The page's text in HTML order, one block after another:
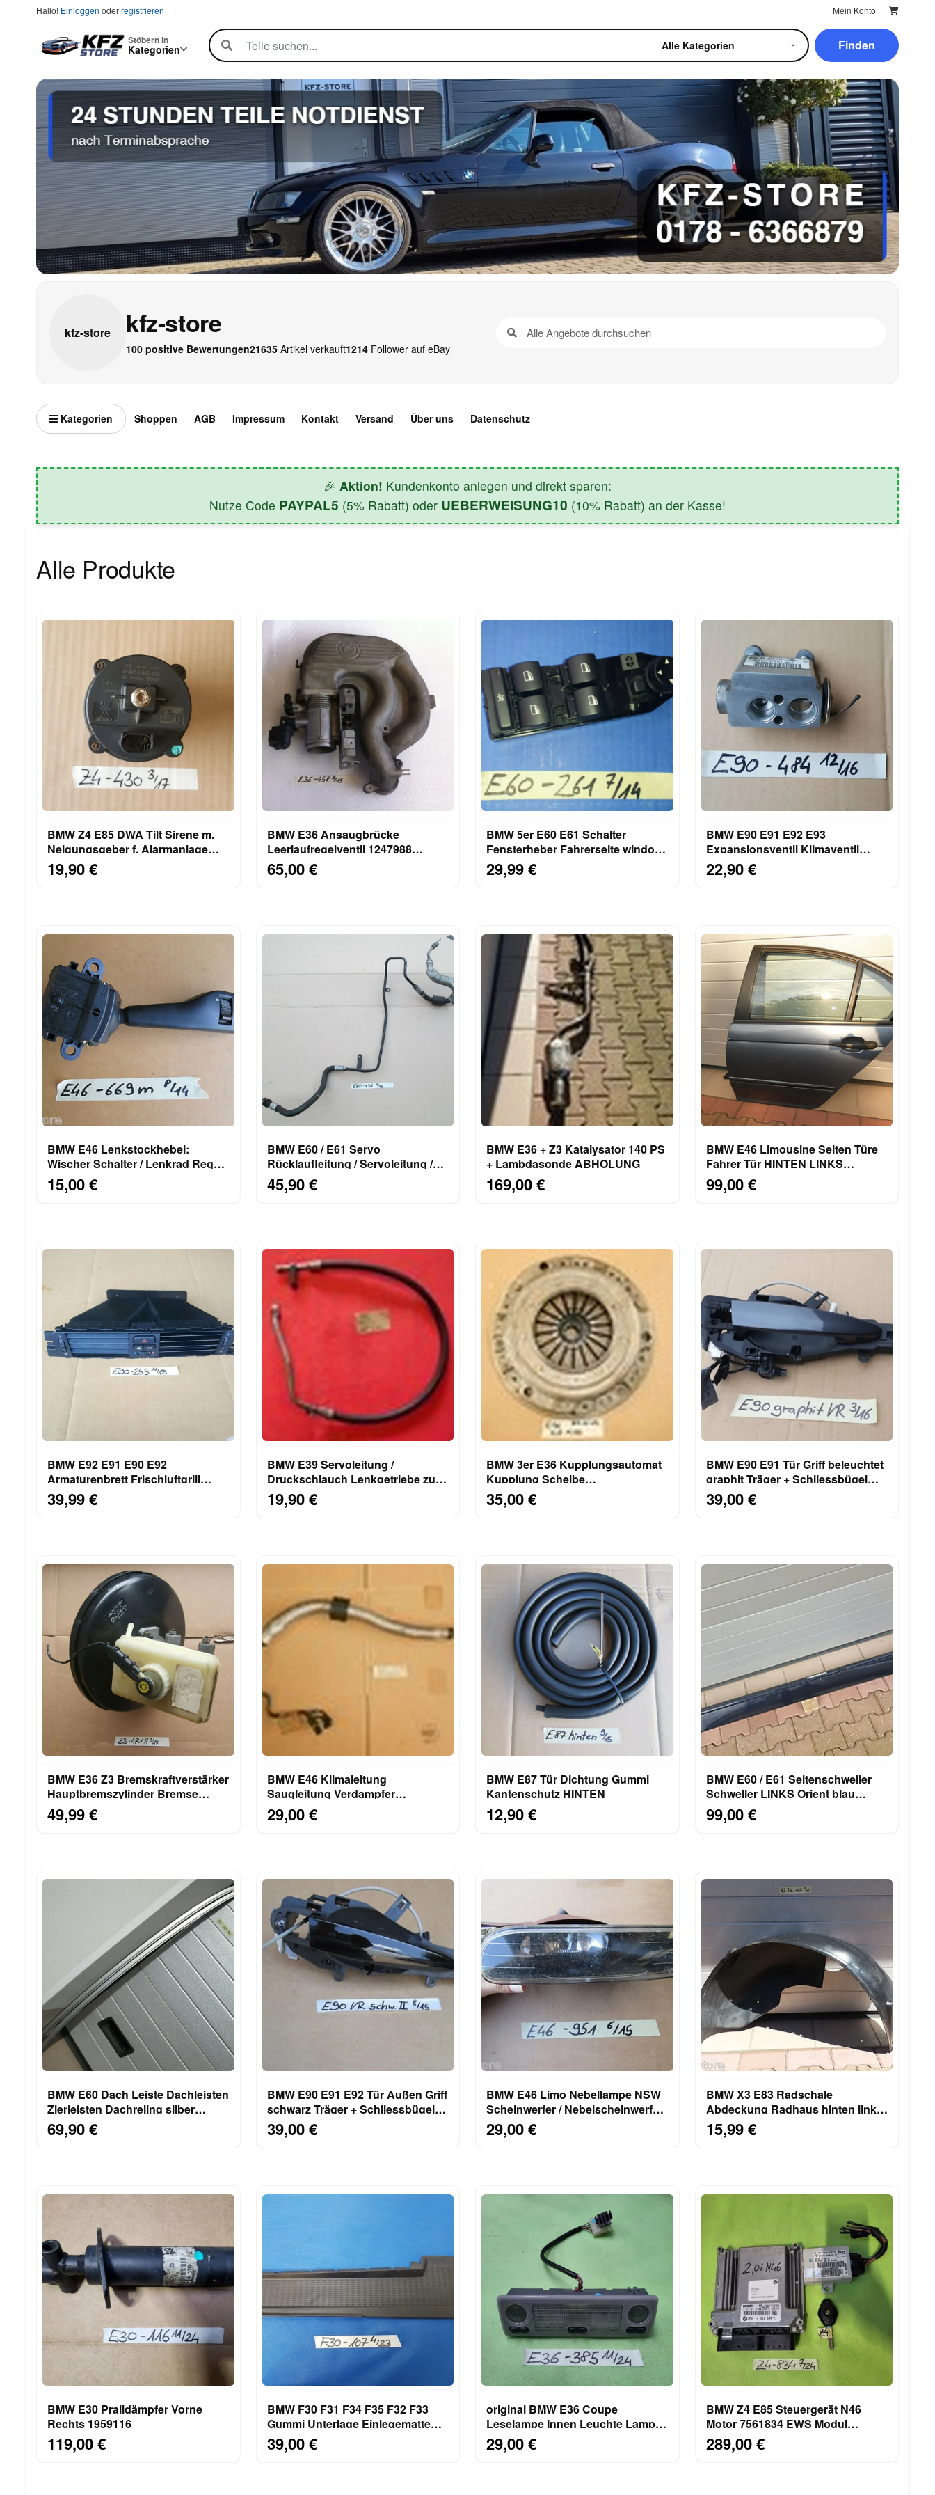
Hallo! Einloggen oderregistrieren Mein Konto
Stöbern in
Kategorien Finden
kfz-store kfz-store
100 positive Bewertungen21635 Artikel verkauft1214 Follower auf eBay
Kategorien Shoppen AGB Impressum Kontakt Versand Über uns Datenschutz
🎉 Aktion! Kundenkonto anlegen und direkt sparen:
Nutze Code PAYPAL5 (5% Rabatt) oder UEBERWEISUNG10 (10% Rabatt) an der Kasse!
Alle Produkte
BMW Z4 E85 DWA Tilt Sirene m.
Neigungsgeber f. Alarmanlage
6942430
19,90 €
BMW E36 Ansaugbrücke
Leerlaufregelventil 1247988
Drosselklappenschlater 1721456
65,00 €
BMW 5er E60 E61 Schalter
Fensterheber Fahrerseite window
winder switcher 6941261
29,99 €
BMW E90 E91 E92 E93
Expansionsventil Klimaventil
Ventil Klima 6981484
22,90 €
BMW E46 Lenkstockhebel:
Wischer Schalter / Lenkrad Regen
Kombischalter 8363669 m
15,00 €
BMW E60 / E61 Servo
Rücklaufleitung / Servoleitung /
Dehnschlauch 6773134
45,90 €
BMW E36 + Z3 Katalysator 140 PS
+ Lambdasonde ABHOLUNG
169,00 €
BMW E46 Limousine Seiten Türe
Fahrer Tür HINTEN LINKS
stahlblau ABHOLUNG
99,00 €
BMW E92 E91 E90 E92
Armaturenbrett Frischluftgrill
Lüftungsgitter 7144253
39,99 €
BMW E39 Servoleitung /
Druckschlauch Lenkgetriebe zur
Kühlschnecke
19,90 €
BMW 3er E36 Kupplungsautomat
Kupplung Scheibe
Kupplungsscheibe
35,00 €
BMW E90 E91 Tür Griff beleuchtet
graphit Träger + Schliessbügel
VORNE RECHTS
39,00 €
BMW E36 Z3 Bremskraftverstärker
Hauptbremszylinder Bremse
Bremsanlage 1163471 H
49,99 €
BMW E46 Klimaleitung
Saugleitung Verdampfer
Kompressor 8386000
29,00 €
BMW E87 Tür Dichtung Gummi
Kantenschutz HINTEN
12,90 €
BMW E60 / E61 Seitenschweller
Schweller LINKS Orient blau
metallic ABHOLUNG
99,00 €
BMW E60 Dach Leiste Dachleisten
Zierleisten Dachreling silber
7070196 7070195
69,90 €
BMW E90 E91 E92 Tür Außen Griff
schwarz Träger + Schliessbügel
VORNE RECHTS
39,00 €
BMW E46 Limo Nebellampe NSW
Scheinwerfer / Nebelscheinwerfer
links 8361951
29,00 €
BMW X3 E83 Radschale
Abdeckung Radhaus hinten links
3400057 Innenkotflügel
15,99 €
BMW E30 Pralldämpfer Vorne
Rechts 1959116
119,00 €
BMW F30 F31 F34 F35 F32 F33
Gummi Unterlage Einlegematte
Mittelkonsole 1774107
39,00 €
original BMW E36 Coupe
Leselampe Innen Leuchte Lampe
Licht 1387385
29,00 €
BMW Z4 E85 Steuergerät N46
Motor 7561834 EWS Modul
9127086 mit 1 Schlüssel Chip
289,00 €